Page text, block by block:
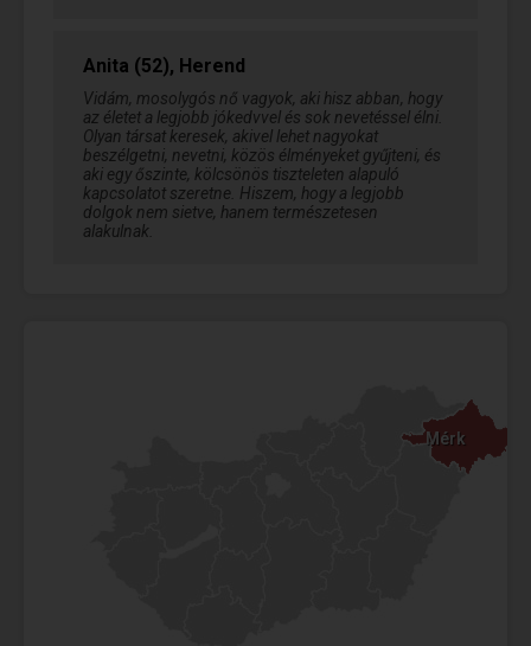
Anita (52), Herend
Vidám, mosolygós nő vagyok, aki hisz abban, hogy
az életet a legjobb jókedvvel és sok nevetéssel élni.
Olyan társat keresek, akivel lehet nagyokat
beszélgetni, nevetni, közös élményeket gyűjteni, és
aki egy őszinte, kölcsönös tiszteleten alapuló
kapcsolatot szeretne. Hiszem, hogy a legjobb
dolgok nem sietve, hanem természetesen
alakulnak.
Mérk
Mérk